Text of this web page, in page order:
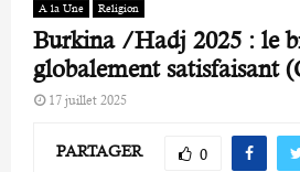
A la Une Religion
Burkina /Hadj 2025 : le
globalement satisfaisant
17 juillet 2025
PARTAGER 0